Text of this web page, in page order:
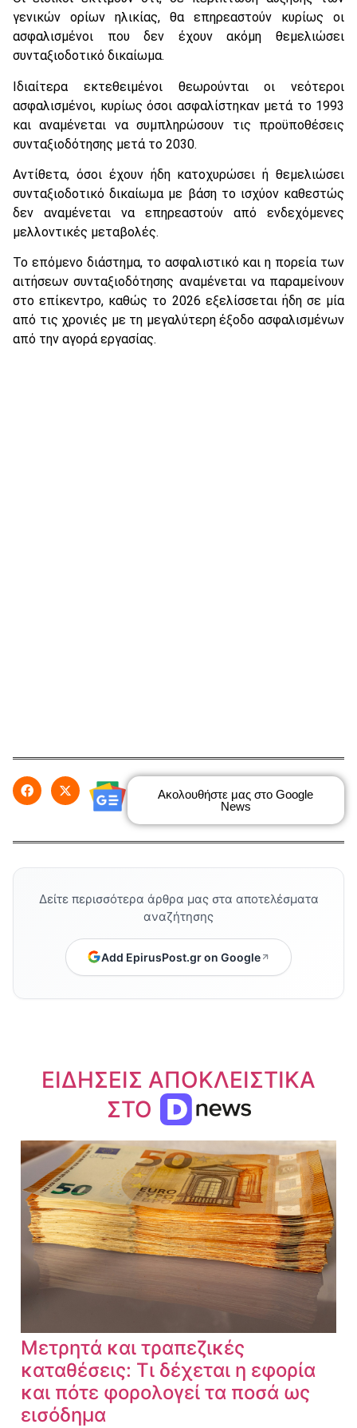
γενικών ορίων ηλικίας, θα επηρεαστούν κυρίως οι
ασφαλισμένοι που δεν έχουν ακόμη θεμελιώσει
συνταξιοδοτικό δικαίωμα.
Ιδιαίτερα εκτεθειμένοι θεωρούνται οι νεότεροι
ασφαλισμένοι, κυρίως όσοι ασφαλίστηκαν μετά το 1993
και αναμένεται να συμπληρώσουν τις προϋποθέσεις
συνταξιοδότησης μετά το 2030.
Αντίθετα, όσοι έχουν ήδη κατοχυρώσει ή θεμελιώσει
συνταξιοδοτικό δικαίωμα με βάση το ισχύον καθεστώς
δεν αναμένεται να επηρεαστούν από ενδεχόμενες
μελλοντικές μεταβολές.
Το επόμενο διάστημα, το ασφαλιστικό και η πορεία των
αιτήσεων συνταξιοδότησης αναμένεται να παραμείνουν
στο επίκεντρο, καθώς το 2026 εξελίσσεται ήδη σε μία
από τις χρονιές με τη μεγαλύτερη έξοδο ασφαλισμένων
από την αγορά εργασίας.
Ακολουθήστε μας στο Google
News
Δείτε περισσότερα άρθρα μας στα αποτελέσματα
αναζήτησης
Add EpirusPost.gr on Google
ΕΙΔΗΣΕΙΣ ΑΠΟΚΛΕΙΣΤΙΚΑ
ΣΤΟ
Μετρητά και τραπεζικές
καταθέσεις: Τι δέχεται η εφορία
και πότε φορολογεί τα ποσά ως
εισόδημα